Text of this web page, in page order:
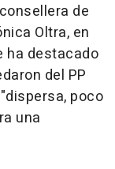
de
Oltra, en
ha destacado
del PP
poco
una